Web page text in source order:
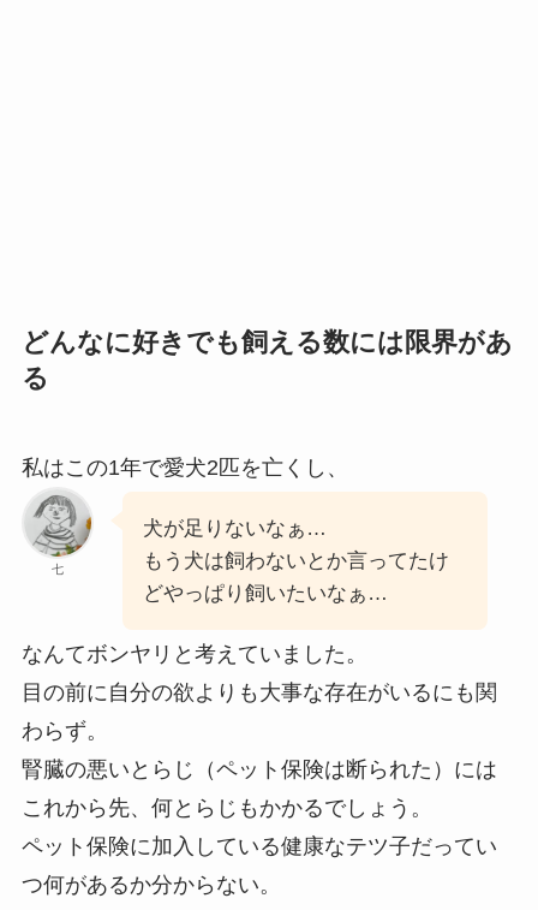
どんなに好きでも飼える数には限界があ
る
私はこの1年で愛犬2匹を亡くし、
七
犬が足りないなぁ…
もう犬は飼わないとか言ってたけ
どやっぱり飼いたいなぁ…
なんてボンヤリと考えていました。
目の前に自分の欲よりも大事な存在がいるにも関
わらず。
腎臓の悪いとらじ（ペット保険は断られた）には
これから先、何とらじもかかるでしょう。
ペット保険に加入している健康なテツ子だってい
つ何があるか分からない。